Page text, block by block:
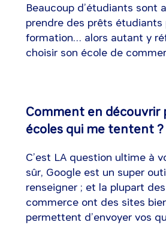
Beaucoup d’étudiants sont
prendre des prêts étudiants
formation… alors autant y
choisir son école de
Comment en découvrir
écoles qui me tentent ?
C’est LA question ultime à
sûr, Google est un super
renseigner ; et la plupart
commerce ont des sites
permettent d’envoyer vos